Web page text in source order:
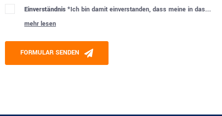
Einverständnis *Ich bin damit einverstanden, dass meine in das...
mehr lesen
Please leave this field empty.
FORMULAR SENDEN